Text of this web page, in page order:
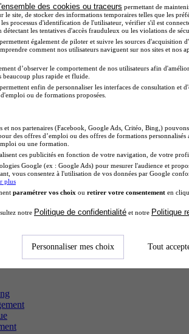
en alternance
alternance
alternance
en alternance
en alternance
en alternance
par filière les plus
des cookies ou traceurs permettant de
le site, de stocker des informations temporaires telles que les
processus d'identification de l'utilisateur, vérifier s'il est
détectant les tentatives d'accès frauduleux ou les violations de
également de piloter et suivre les sources d'acquisition
comment nos utilisateurs naviguent sur nos sites et nos
d’observer le comportement de nos utilisateurs afin
beaucoup plus rapide et fluide.
enfin de personnaliser les interfaces de consultation et
ou de formations proposées.
et nos partenaires (Facebook, Google Ads, Critéo, Bing,)
des offres d’emploi ou des offres de formations
ou une formation.
ces publicités en fonction de votre navigation, de votre
Google (ex : Google Ads) pour mesurer l'audience et
vous consentez à l'utilisation de vos données par Google
plus
paramétrer vos choix ou retirer votre consentement en
notre Politique de confidentialité et notre Politique
Personnaliser mes choix Tout